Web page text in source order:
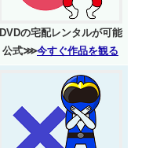
DVDの宅配レンタルが可能
公式⋙今すぐ作品を観る